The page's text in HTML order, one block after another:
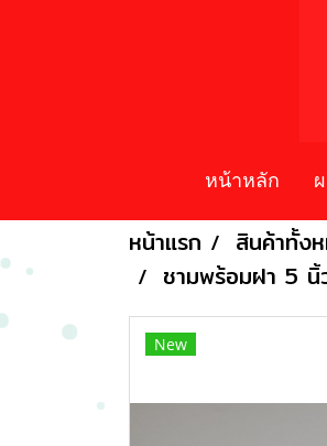
หน้าหลัก
หน้าแรก สินค้าทั้ง
ชามพร้อมฝา 5 นิ้
New